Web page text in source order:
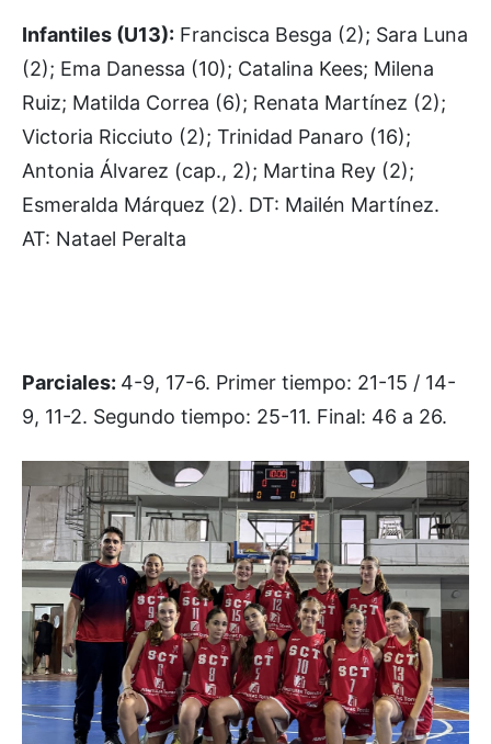
Infantiles (U13): Francisca Besga (2); Sara Luna
(2); Ema Danessa (10); Catalina Kees; Milena
Ruiz; Matilda Correa (6); Renata Martínez (2);
Victoria Ricciuto (2); Trinidad Panaro (16);
Antonia Álvarez (cap., 2); Martina Rey (2);
Esmeralda Márquez (2). DT: Mailén Martínez.
AT: Natael Peralta
Parciales: 4-9, 17-6. Primer tiempo: 21-15 / 14-
9, 11-2. Segundo tiempo: 25-11. Final: 46 a 26.